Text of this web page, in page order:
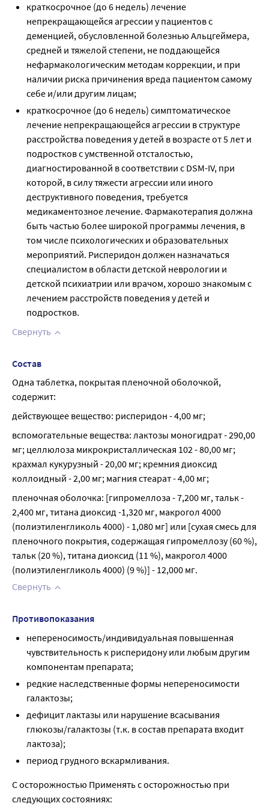
краткосрочное (до 6 недель) лечение
непрекращающейся агрессии у пациентов с
деменцией, обусловленной болезнью Альцгеймера,
средней и тяжелой степени, не поддающейся
нефармакологическим методам коррекции, и при
наличии риска причинения вреда пациентом самому
себе и/или другим лицам;
краткосрочное (до 6 недель) симптоматическое
лечение непрекращающейся агрессии в структуре
расстройства поведения у детей в возрасте от 5 лет и
подростков с умственной отсталостью,
диагностированной в соответствии с DSM-IV, при
которой, в силу тяжести агрессии или иного
деструктивного поведения, требуется
медикаментозное лечение. Фармакотерапия должна
быть частью более широкой программы лечения, в
том числе психологических и образовательных
мероприятий. Рисперидон должен назначаться
специалистом в области детской неврологии и
детской психиатрии или врачом, хорошо знакомым с
лечением расстройств поведения у детей и
подростков.
Свернуть
Состав
Одна таблетка, покрытая пленочной оболочкой,
содержит:
действующее вещество: рисперидон - 4,00 мг;
вспомогательные вещества: лактозы моногидрат - 290,00
мг; целлюлоза микрокристаллическая 102 - 80,00 мг;
крахмал кукурузный - 20,00 мг; кремния диоксид
коллоидный - 2,00 мг; магния стеарат - 4,00 мг;
пленочная оболочка: [гипромеллоза - 7,200 мг, тальк -
2,400 мг, титана диоксид -1,320 мг, макрогол 4000
(полиэтиленгликоль 4000) - 1,080 мг] или [сухая смесь для
пленочного покрытия, содержащая гипромеллозу (60 %),
тальк (20 %), титана диоксид (11 %), макрогол 4000
(полиэтиленгликоль 4000) (9 %)] - 12,000 мг.
Свернуть
Противопоказания
непереносимость/индивидуальная повышенная
чувствительность к рисперидону или любым другим
компонентам препарата;
редкие наследственные формы непереносимости
галактозы;
дефицит лактазы или нарушение всасывания
глюкозы/галактозы (т.к. в состав препарата входит
лактоза);
период грудного вскармливания.
С осторожностью Применять с осторожностью при
следующих состояниях: